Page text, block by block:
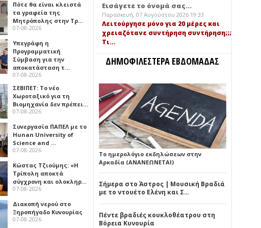
Πότε θα είναι κλειστά
τα γραφεία της
Μητρόπολης στην Τρ…
07-08-2026
Υπεγράφη η
Προγραμματική
Σύμβαση για την
αποκατάσταση τ…
07-08-2026
ΣΕΒΙΠΕΤ: Το νέο
Χωροταξικό για τη
Βιομηχανία δεν πρέπει…
07-08-2026
Συνεργασία ΠΑΠΕΛ με το
Hunan University of
Science and …
07-08-2026
Κώστας Τζιούμης: «Η
Τρίπολη αποκτά
σύγχρονη και ολοκληρ…
07-08-2026
Διακοπή νερού στο
Ξηροπήγαδο Κυνουρίας
07-08-2026
Εισάγετε το όνομά σας...
Παρασκευή, 07 Αυγούστου 2026 19:33
Λειτούργησε μόνο για 20 μέρες και
χρειαζότανε συντήρηση συντήρηση;;;
Τι…
ΔΗΜΟΦΙΛΕΣΤΕΡΑ ΕΒΔΟΜΑΔΑΣ
Το ημερολόγιο εκδηλώσεων στην
Αρκαδία (ΑΝΑΝΕΩΝΕΤΑΙ)
Σήμερα στο Άστρος | Μουσική Βραδιά
με το ντουέτο Ελένη και Σ…
Πέντε βραδιές κουκλοθέατρου στη
Βόρεια Κυνουρία